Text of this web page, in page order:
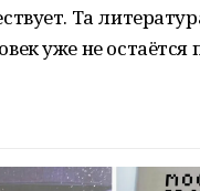
Та
уже не